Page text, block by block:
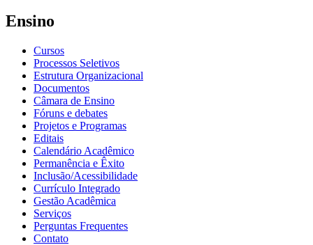
Ensino
Cursos
Processos Seletivos
Estrutura Organizacional
Documentos
Câmara de Ensino
Fóruns e debates
Projetos e Programas
Editais
Calendário Acadêmico
Permanência e Êxito
Inclusão/Acessibilidade
Currículo Integrado
Gestão Acadêmica
Serviços
Perguntas Frequentes
Contato